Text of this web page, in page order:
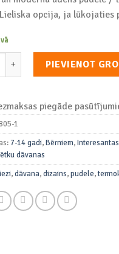
opcija, ja lūkojaties
| Termoss "Briedis"
PIEVIENOT
piegāde
1
7-14 gadi,Bērniem,
dāvanas
,dāvana,dizains,pudele,